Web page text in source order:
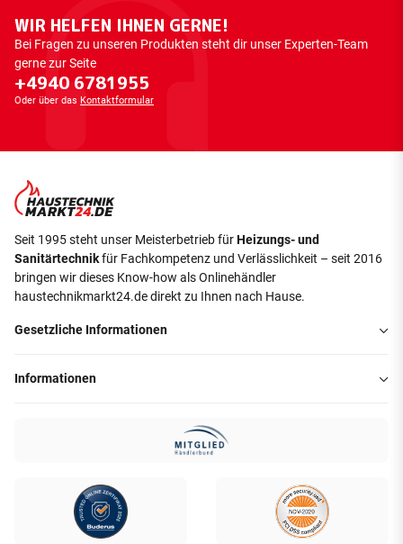
WIR HELFEN IHNEN GERNE!
Bei Fragen zu unseren Produkten steht dir unser Experten-Team
gerne zur Seite
+4940 6781955
Oder über das Kontaktformular
Seit 1995 steht unser Meisterbetrieb fürHeizungs- und
Sanitärtechnikfür Fachkompetenz und Verlässlichkeit – seit 2016
bringen wir dieses Know-how als Onlinehändler
haustechnikmarkt24.de direkt zu Ihnen nach Hause.
Gesetzliche Informationen
Informationen